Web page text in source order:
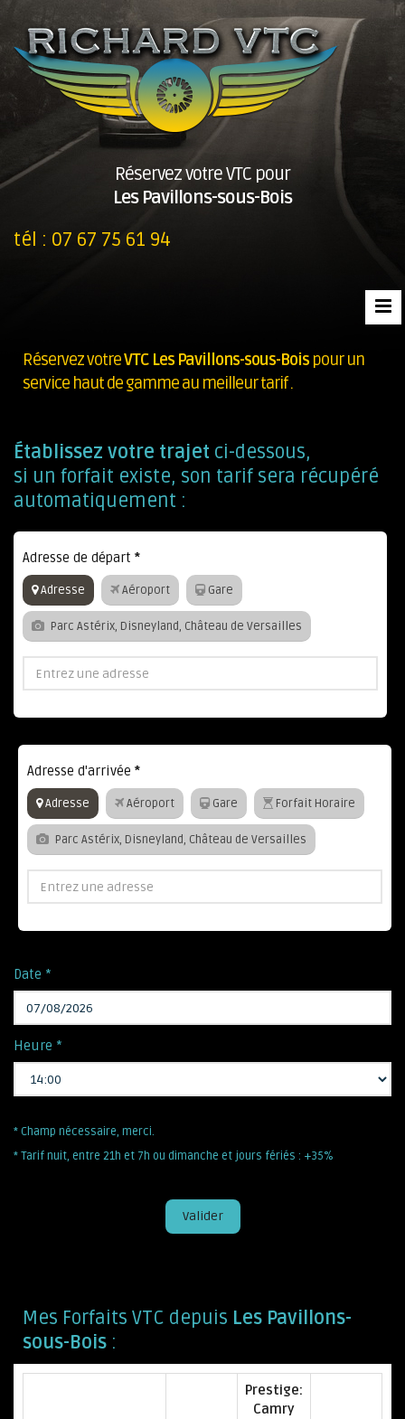
Réservez votre VTC pour
Les Pavillons-sous-Bois
tél : 07 67 75 61 94
Réservez votreVTC Les Pavillons-sous-Bois pour un
service haut de gamme au meilleur tarif .
Établissez votre trajet ci-dessous,
si un forfait existe, son tarif sera récupéré
automatiquement :
Adresse de départ *
Adresse Aéroport Gare
Parc Astérix, Disneyland, Château de Versailles
Adresse d'arrivée *
Adresse Aéroport Gare Forfait Horaire
Parc Astérix, Disneyland, Château de Versailles
Date *
Heure *
* Champ nécessaire, merci.
* Tarif nuit, entre 21h et 7h ou dimanche et jours fériés : +35%
Valider
Mes Forfaits VTC depuis Les Pavillons-
sous-Bois :
Prestige:
Camry